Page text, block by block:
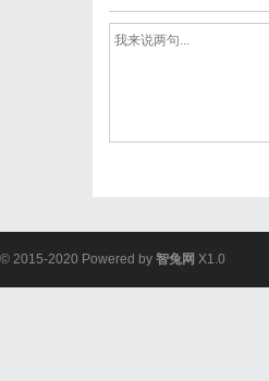
© 2015-2020 Powered by 智兔网 X1.0